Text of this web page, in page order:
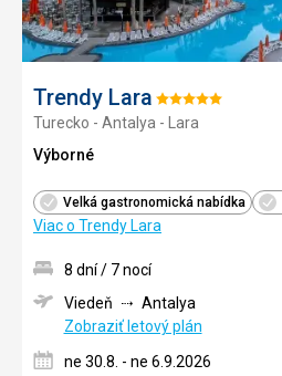
Trendy Lara Hodnotenie:
5/5
Turecko - Antalya - Lara
Výborné
Velká gastronomická nabídka
Viac o Trendy Lara
8 dní / 7 nocí
Viedeň
Antalya
Zobraziť letový plán
ne 30.8. - ne 6.9.2026